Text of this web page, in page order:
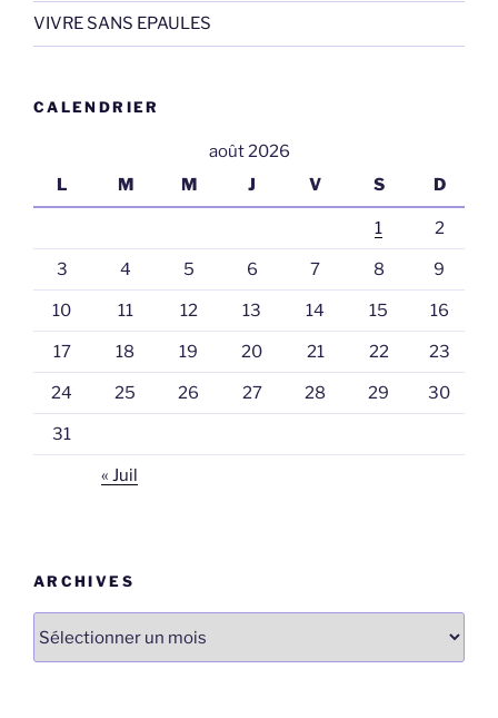
VIVRE SANS EPAULES
CALENDRIER
août 2026
L
M M J V S D
1 2
3 4 5 6 7 8 9
10 11 12 13 14 15 16
17 18 19 20 21 22 23
24 25 26 27 28 29 30
31
« Juil
ARCHIVES